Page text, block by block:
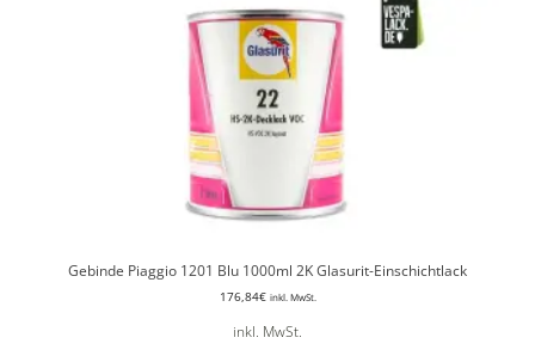
Gebinde Piaggio 1201 Blu 1000ml 2K Glasurit-Einschichtlack
176,84€ inkl. MwSt.
inkl. MwSt.